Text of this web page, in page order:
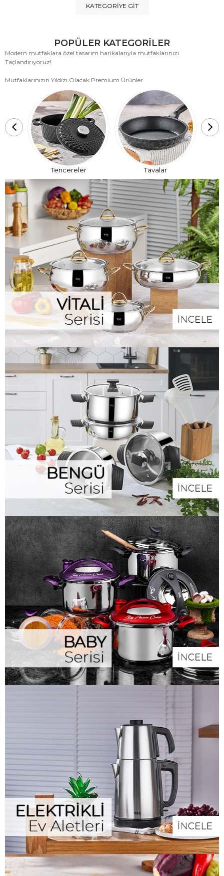
KATEGORIYE GIT
POPÜLER KATEGORİLER
Modern mutfaklara özel tasarım harikalarıyla mutfaklarınızı
Taçlandırıyoruz!
Mutfaklarınızın Yıldızı Olacak Premium Ürünler
Tencereler Tavalar